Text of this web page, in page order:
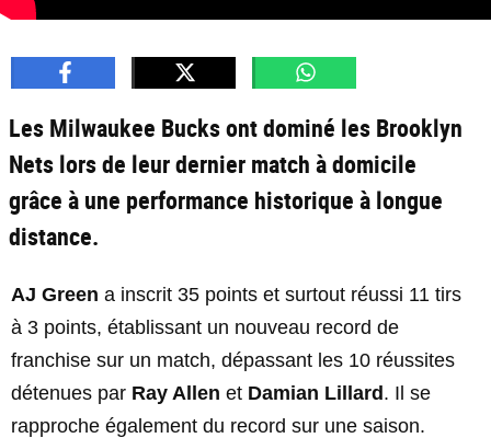
Les Milwaukee Bucks ont dominé les Brooklyn
Nets lors de leur dernier match à domicile
grâce à une performance historique à longue
distance.
AJ Green a inscrit 35 points et surtout réussi 11 tirs
à 3 points, établissant un nouveau record de
franchise sur un match, dépassant les 10 réussites
détenues par Ray Allen et Damian Lillard . Il se
rapproche également du record sur une saison.